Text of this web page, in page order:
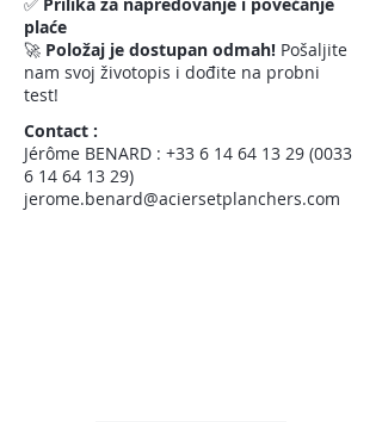
plaće
🚀 Položaj je dostupan odmah! Pošaljite
nam svoj životopis i dođite na probni
test!
Contact :
Jérôme BENARD : +33 6 14 64 13 29 (0033
6 14 64 13 29)
jerome.benard@aciersetplanchers.com